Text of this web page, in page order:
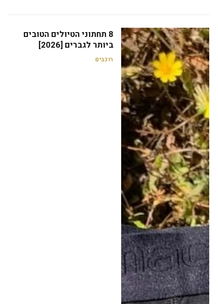
8 תחתוני הטיולים הטובים
ביותר לגברים [2026]
רוכבים